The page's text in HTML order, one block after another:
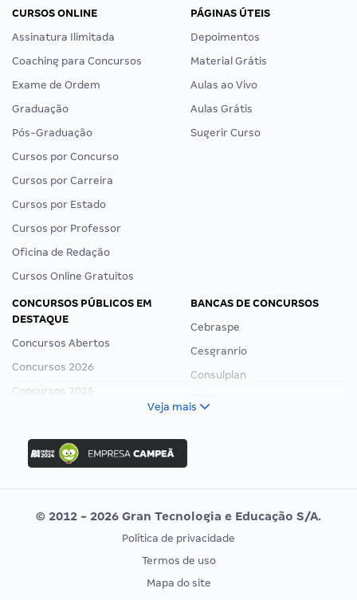
CURSOS ONLINE
Assinatura Ilimitada
Coaching para Concursos
Exame de Ordem
Graduação
Pós-Graduação
Cursos por Concurso
Cursos por Carreira
Cursos por Estado
Cursos por Professor
Oficina de Redação
Cursos Online Gratuitos
PÁGINAS ÚTEIS
Depoimentos
Material Grátis
Aulas ao Vivo
Aulas Grátis
Sugerir Curso
CONCURSOS PÚBLICOS EM
DESTAQUE
Concursos Abertos
Concursos 2026
Concursos 2025
Concurso Ibama
Concurso MPU
Editais publicados
BANCAS DE CONCURSOS
Cebraspe
Cesgranrio
Consulplan
Vunesp
CONCURSOS POR PROFISSÃO
EXAME DE ORDEM
Veja mais
© 2012 - 2026 Gran Tecnologia e Educação S/A.
Política de privacidade
Termos de uso
Mapa do site